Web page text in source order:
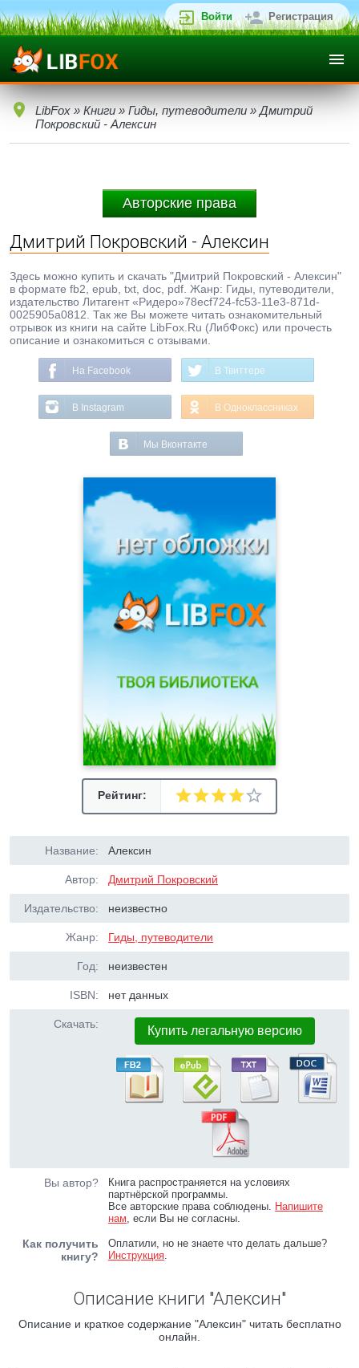
Войти Регистрация
LibFox » Книги » Гиды, путеводители » Дмитрий
Покровский - Алексин
Авторские права
Дмитрий Покровский - Алексин
Здесь можно купить и скачать "Дмитрий Покровский - Алексин"
в формате fb2, epub, txt, doc, pdf. Жанр: Гиды, путеводители,
издательство Литагент «Ридеро»78ecf724-fc53-11e3-871d-
0025905a0812. Так же Вы можете читать ознакомительный
отрывок из книги на сайте LibFox.Ru (ЛибФокс) или прочесть
описание и ознакомиться с отзывами.
На Facebook В Твиттере
В Instagram В Одноклассниках
Мы Вконтакте
Рейтинг:
Название: Алексин
Автор: Дмитрий Покровский
Издательство: неизвестно
Жанр: Гиды, путеводители
Год: неизвестен
ISBN: нет данных
Скачать: Купить легальную версию
Вы автор?
Книга распространяется на условиях
партнёрской программы.
Все авторские права соблюдены. Напишите
нам, если Вы не согласны.
Как получить
книгу?
Оплатили, но не знаете что делать дальше?
Инструкция.
Описание книги "Алексин"
Описание и краткое содержание "Алексин" читать бесплатно
онлайн.